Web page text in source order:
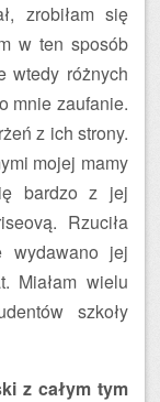
zrobiłam się
w ten sposób
wtedy różnych
mnie zaufanie.
z ich strony.
mojej mamy
bardzo z jej
Rzuciła
wydawano jej
Miałam wielu
szkoły
z całym tym